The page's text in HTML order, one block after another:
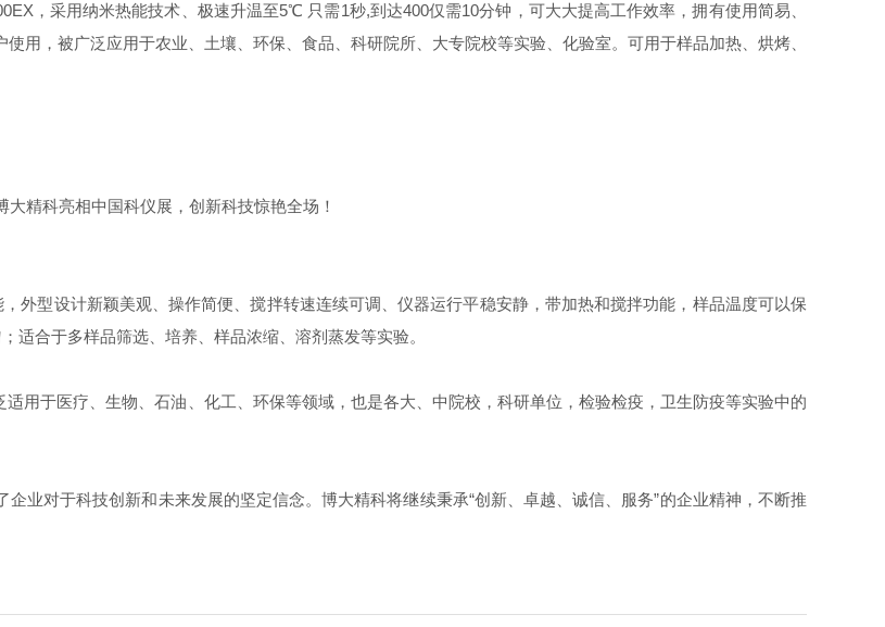
，采用纳米热能技术、极速升温至5℃ 只需1秒,到达400仅需10分钟，可大大提高工作效率，拥有使用简易、
用，被广泛应用于农业、土壤、环保、食品、科研院所、大专院校等实验、化验室。可用于样品加热、烘烤、
型设计新颖美观、操作简便、搅拌转速连续可调、仪器运行平稳安静，带加热和搅拌功能，样品温度可以保
适合于多样品筛选、培养、样品浓缩、溶剂蒸发等实验。
于医疗、生物、石油、化工、环保等领域，也是各大、中院校，科研单位，检验检疫，卫生防疫等实验中的
对于科技创新和未来发展的坚定信念。博大精科将继续秉承“创新、 卓越 、诚信、服务”的企业精神，不断推